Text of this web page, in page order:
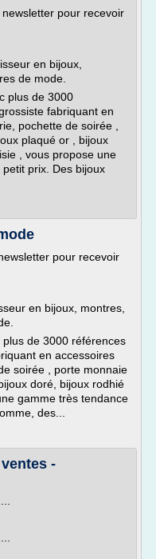
pour recevoir
en bijoux,
de mode.
plus de 3000
fabriquant en
pochette de soirée ,
plaqué or , bijoux
, vous propose une
prix. Des bijoux
pour recevoir
en bijoux, montres,
de 3000 références
en accessoires
soirée , porte monnaie
doré, bijoux rodhié
gamme très tendance
des...
-